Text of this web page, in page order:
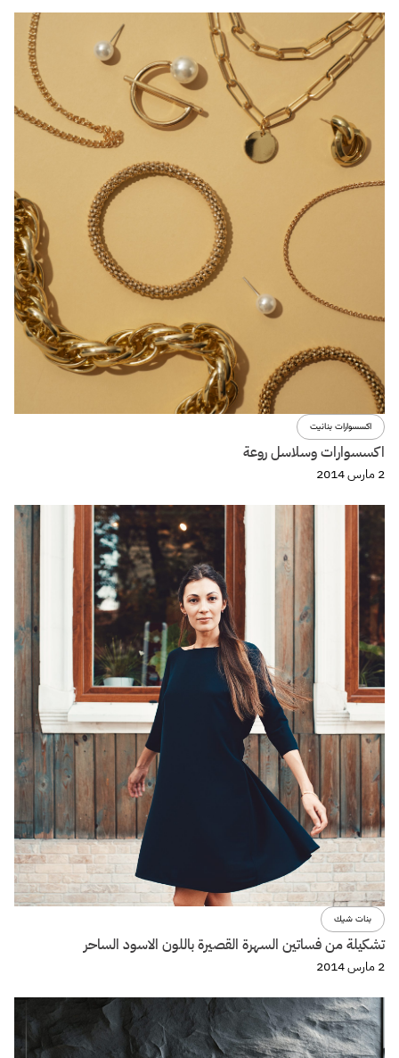
اكسسوارات بنانيت
اكسسوارات وسلاسل روعة
2 مارس 2014
بنات شيك
تشكيلة من فساتين السهرة القصيرة باللون الاسود الساحر
2 مارس 2014